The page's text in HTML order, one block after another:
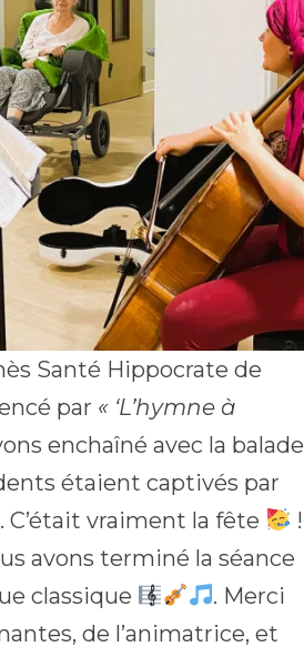
Santé Hippocrate de
par « ‘L’hymne à
enchaîné avec la balade
étaient captivés par
. C’était vraiment la fête
!
avons terminé la séance
classique
. Merci
de l’animatrice, et